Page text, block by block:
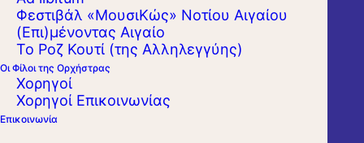
Φεστιβάλ «ΜουσιΚώς» Νοτίου Αιγαίου
(Επι)μένοντας Αιγαίο
Το Ροζ Κουτί (της Αλληλεγγύης)
Οι Φίλοι της Ορχήστρας
Χορηγοί
Χορηγοί Επικοινωνίας
Επικοινωνία